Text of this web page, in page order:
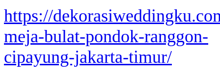
https://
meja-bulat-pondok-ranggon-
cipayung-jakarta-timur/